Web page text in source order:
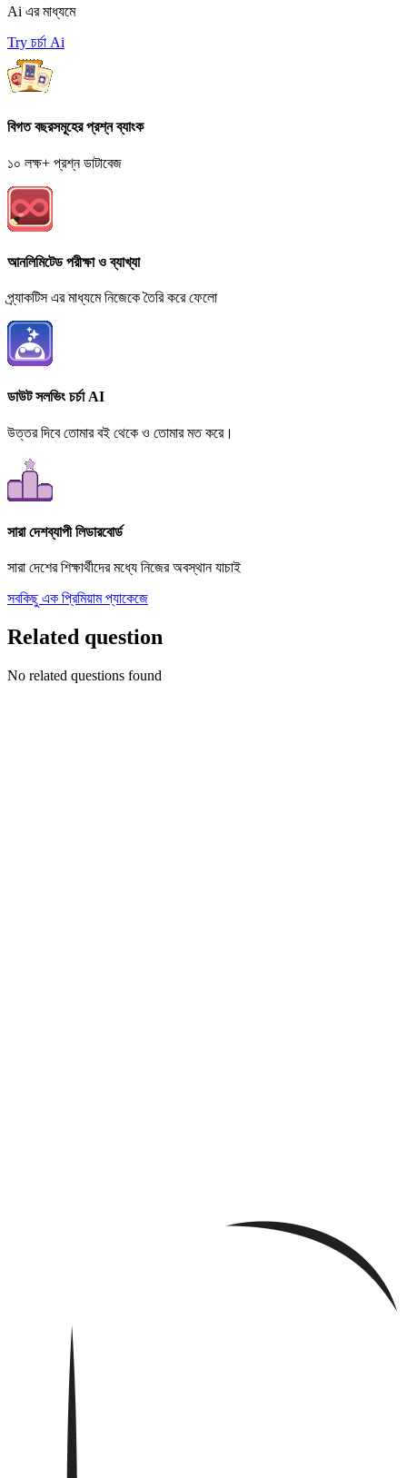
Ai এর মাধ্যমে
Try চর্চা Ai
বিগত বছরসমূহের প্রশ্ন ব্যাংক
১০ লক্ষ+ প্রশ্ন ডাটাবেজ
আনলিমিটেড পরীক্ষা ও ব্যাখ্যা
প্র্যাকটিস এর মাধ্যমে নিজেকে তৈরি করে ফেলো
ডাউট সলভিং চর্চা AI
উত্তর দিবে তোমার বই থেকে ও তোমার মত করে।
সারা দেশব্যাপী লিডারবোর্ড
সারা দেশের শিক্ষার্থীদের মধ্যে নিজের অবস্থান যাচাই
সবকিছু এক প্রিমিয়াম প্যাকেজে
Related question
No related questions found